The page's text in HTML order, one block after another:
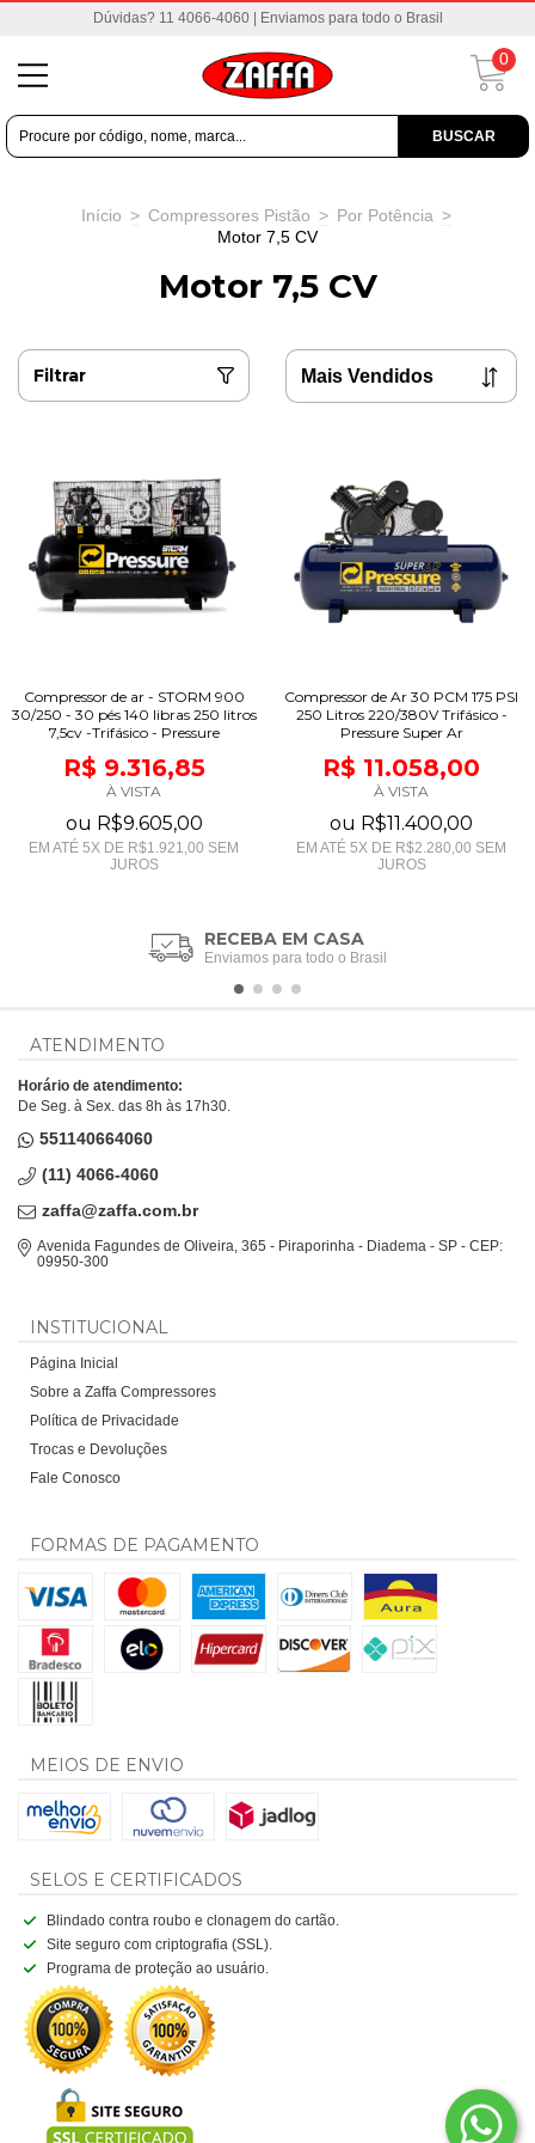
Dúvidas? 11 4066-4060 | Enviamos para todo o Brasil
BUSCAR
0
Início > Compressores Pistão > Por Potência >
Motor 7,5 CV
Motor 7,5 CV
Filtrar
Compressor de ar - STORM 900
30/250 - 30 pés 140 libras 250 litros
7,5cv -Trifásico - Pressure
R$ 9.316,85
À VISTA
ou R$9.605,00
EM ATÉ 5X DE R$1.921,00 SEM
JUROS
Compressor de Ar 30 PCM 175 PSI
250 Litros 220/380V Trifásico -
Pressure Super Ar
R$ 11.058,00
À VISTA
ou R$11.400,00
EM ATÉ 5X DE R$2.280,00 SEM
JUROS
RECEBA EM CASA
Enviamos para todo o Brasil
ATENDIMENTO
Horário de atendimento:
De Seg. à Sex. das 8h às 17h30.
551140664060
(11) 4066-4060
zaffa@zaffa.com.br
Avenida Fagundes de Oliveira, 365 - Piraporinha - Diadema - SP - CEP:
09950-300
INSTITUCIONAL
Página Inicial
Sobre a Zaffa Compressores
Política de Privacidade
Trocas e Devoluções
Fale Conosco
FORMAS DE PAGAMENTO
MEIOS DE ENVIO
SELOS E CERTIFICADOS
Blindado contra roubo e clonagem do cartão.
Site seguro com criptografia (SSL).
Programa de proteção ao usuário.